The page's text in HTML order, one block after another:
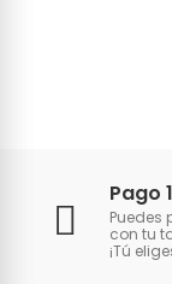
Pago
con tu
¡Tú